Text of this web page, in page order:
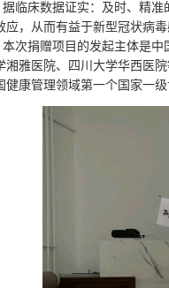
床数据证实：及时、精准
应，从而有益于新型冠状病
捐赠项目的发起主体是中
湘雅医院、四川大学华西医
健康管理领域第一个国家一